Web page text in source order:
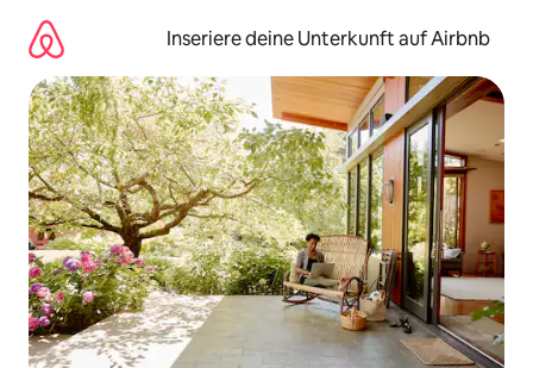
Inhalten
springen
Inseriere deine Unterkunft auf Airbnb